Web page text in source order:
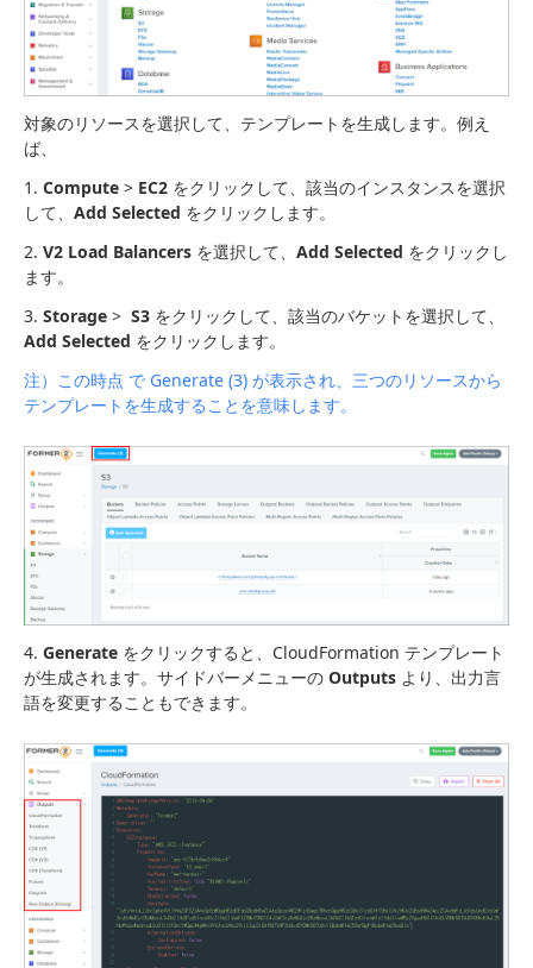
対象のリソースを選択して、テンプレートを生成します。例え
ば、
1. Compute > EC2 をクリックして、該当のインスタンスを選択
して、 Add Selected をクリックします。
2. V2 Load Balancers を選択して、 Add Selected をクリックし
ます。
3. Storage > S3 をクリックして、該当のバケットを選択して、
Add Selected をクリックします。
注）この時点 で Generate (3) が表示され、三つのリソースから
テンプレートを生成することを意味します。
4. Generate をクリックすると、CloudFormation テンプレート
が生成されます。サイドバーメニューの Outputs より、出力言
語を変更することもできます。